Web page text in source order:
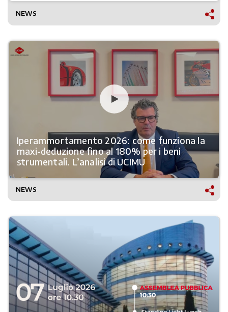
NEWS
Iperammortamento 2026: come funziona la
maxi-deduzione fino al 180% per i beni
strumentali. L’analisi di UCIMU
NEWS